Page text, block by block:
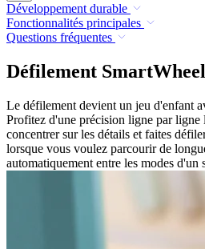
Développement durable
Fonctionnalités principales
Questions fréquentes
Défilement SmartWheel
Le défilement devient un jeu d'enfant
Profitez d'une précision ligne par ligne
concentrer sur les détails et faites
lorsque vous voulez parcourir de
automatiquement entre les modes d'un